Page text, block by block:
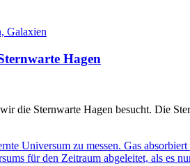
Hagen
die Sternwarte Hagen besucht. Die